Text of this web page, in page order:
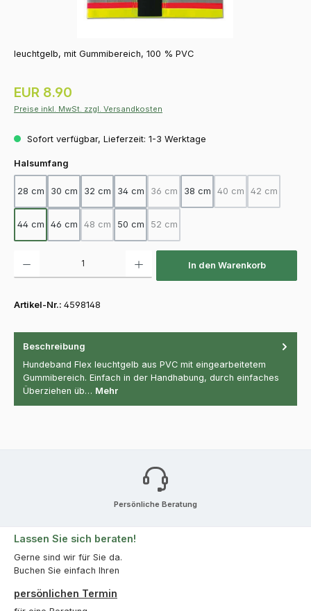
leuchtgelb, mit Gummibereich, 100 % PVC
Regulärer Preis:
EUR 8.90
Preise inkl. MwSt. zzgl. Versandkosten
Sofort verfügbar, Lieferzeit: 1-3 Werktage
Halsumfang
28 cm 30 cm 32 cm 34 cm 36 cm
(Diese Option ist zurzeit nicht
38 cm 40 cm
(Diese Option ist
42 cm
(Diese
44 cm 46 cm 48 cm
(Diese Option ist zurzeit nicht verfügbar.)
50 cm 52 cm
(Diese Option ist zurzeit nicht
In den Warenkorb
Artikel-Nr.: 4598148
Beschreibung
Hundeband Flex leuchtgelb aus PVC mit eingearbeitetem
Gummibereich. Einfach in der Handhabung, durch einfaches
Überziehen üb… Mehr
Persönliche Beratung
Lassen Sie sich beraten!
Gerne sind wir für Sie da.
Buchen Sie einfach Ihren
persönlichen Termin